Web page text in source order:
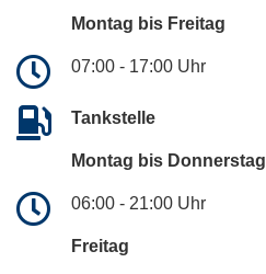
Montag bis Freitag
07:00 - 17:00 Uhr
Tankstelle
Montag bis Donnerstag
06:00 - 21:00 Uhr
Freitag